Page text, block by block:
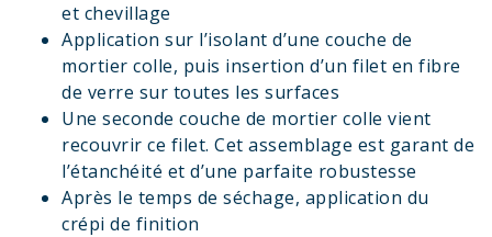
et chevillage
Application sur l’isolant d’une couche de
mortier colle, puis insertion d’un filet en fibre
de verre sur toutes les surfaces
Une seconde couche de mortier colle vient
recouvrir ce filet. Cet assemblage est garant de
l’étanchéité et d’une parfaite robustesse
Après le temps de séchage, application du
crépi de finition